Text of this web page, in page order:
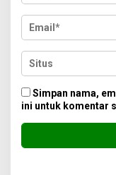
Simpan nama,
ini untuk komentar